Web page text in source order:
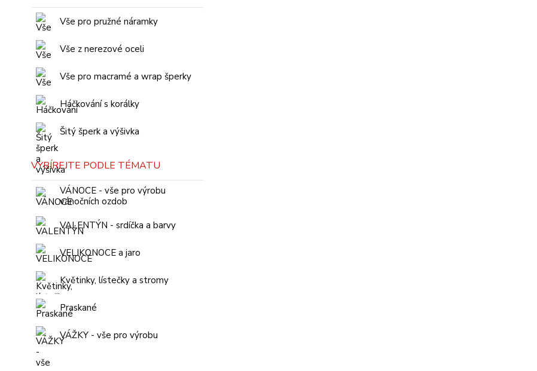
Vše pro pružné náramky
Vše z nerezové oceli
Vše pro macramé a wrap šperky
Háčkování s korálky
Šitý šperk a výšivka
VYBÍREJTE PODLE TÉMATU
VÁNOCE - vše pro výrobu
vánočních ozdob
VALENTÝN - srdíčka a barvy
VELIKONOCE a jaro
Květinky, lístečky a stromy
Praskané
VÁŽKY - vše pro výrobu